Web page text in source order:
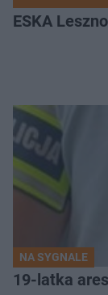
ESKA
NA SYGNALE
19-latka